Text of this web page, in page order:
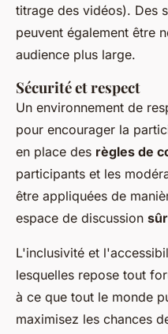
titrage des vidéos). Des
peuvent également être
audience plus large.
Sécurité et respect
Un environnement de
pour encourager la
en place des règles de
participants et les
être appliquées de
espace de discussion sûr
L'inclusivité et
lesquelles repose tout
à ce que tout le monde
maximisez les chances